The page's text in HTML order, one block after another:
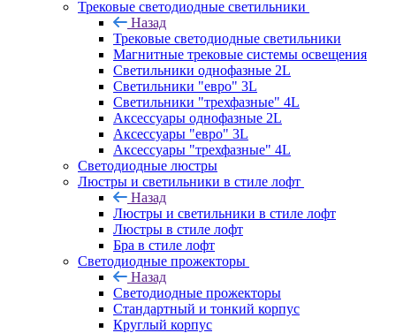
Трековые светодиодные светильники
Назад
Трековые светодиодные светильники
Магнитные трековые системы освещения
Светильники однофазные 2L
Светильники "евро" 3L
Светильники "трехфазные" 4L
Аксессуары однофазные 2L
Аксессуары "евро" 3L
Аксессуары "трехфазные" 4L
Светодиодные люстры
Люстры и светильники в стиле лофт
Назад
Люстры и светильники в стиле лофт
Люстры в стиле лофт
Бра в стиле лофт
Светодиодные прожекторы
Назад
Светодиодные прожекторы
Стандартный и тонкий корпус
Круглый корпус